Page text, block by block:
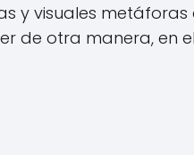
y visuales
de otra manera, en